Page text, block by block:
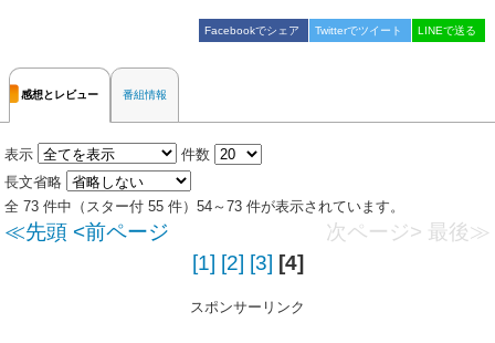
Facebookでシェア Twitterでツイート LINEで送る
感想とレビュー 番組情報
表示
件数
長文省略
全 73 件中（スター付 55 件）54～73 件が表示されています。
≪先頭 <前ページ 次ページ> 最後≫
[1] [2] [3] [4]
スポンサーリンク